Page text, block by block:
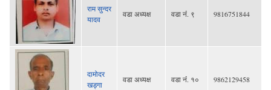
राम सुन्दर
यादव
वडा अध्यक्ष वडा नंं. ९ 9816751844
दामोदर
खड्गा
वडा अध्यक्ष वडा नंं. १० 9862129458